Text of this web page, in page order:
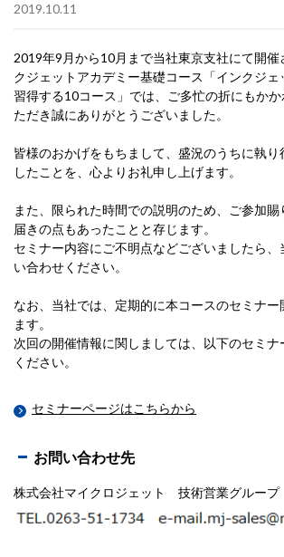
2019.10.11
2019年9月から10月まで当社東京支社にて開催
クジェットアカデミー基礎コース「インクジェ
習得する10コース」では、ご多忙の折にもか
ただき誠にありがとうございました。
皆様のおかげをもちまして、盛況のうちに執り
したことを、心よりお礼申し上げます。
また、限られた時間での説明のため、ご参加
届きの点もあったことと存じます。
セミナー内容にご不明点などございましたら、
い合わせください。
なお、当社では、定期的に本コースのセミナー
ます。
次回の開催情報に関しましては、以下のセミ
ください。
セミナーページはこちらから
お問い合わせ先
株式会社マイクロジェット 技術営業グループ